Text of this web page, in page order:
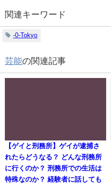
関連キーワード
-0-Tokyo
芸能の関連記事
【ゲイと刑務所】ゲイが逮捕さ
れたらどうなる？ どんな刑務所
に行くのか？ 刑務所での生活は
特殊なのか？ 経験者に話しても